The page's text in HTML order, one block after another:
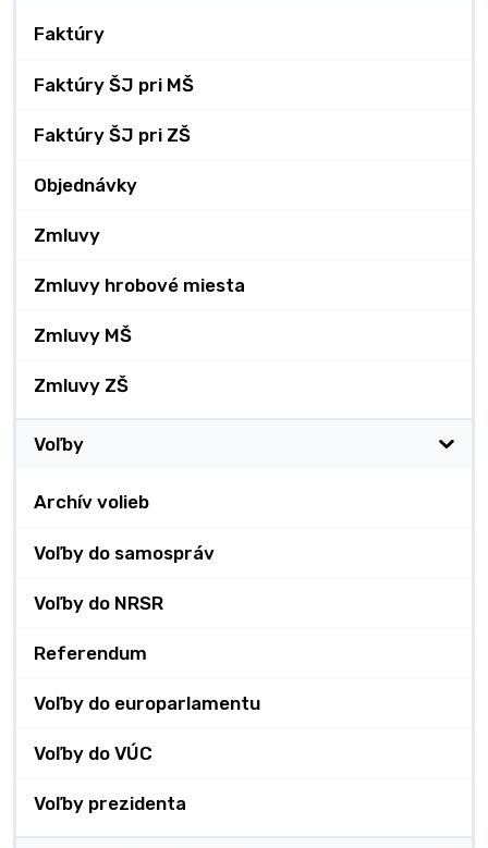
Faktúry
Faktúry ŠJ pri MŠ
Faktúry ŠJ pri ZŠ
Objednávky
Zmluvy
Zmluvy hrobové miesta
Zmluvy MŠ
Zmluvy ZŠ
Voľby
Archív volieb
Voľby do samospráv
Voľby do NRSR
Referendum
Voľby do europarlamentu
Voľby do VÚC
Voľby prezidenta